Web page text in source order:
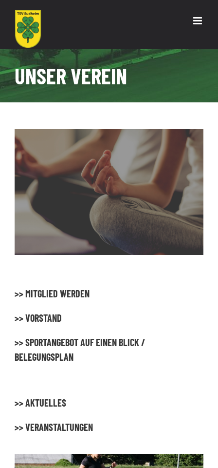
Inhalt
springen
UNSER VEREIN
>> MITGLIED WERDEN
>> VORSTAND
>> SPORTANGEBOT AUF EINEN BLICK /
BELEGUNGSPLAN
>> AKTUELLES
>> VERANSTALTUNGEN